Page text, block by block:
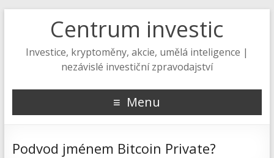
Centrum investic
Investice, kryptoměny, akcie, umělá inteligence |
nezávislé investiční zpravodajství
Menu
Podvod jménem Bitcoin Private?